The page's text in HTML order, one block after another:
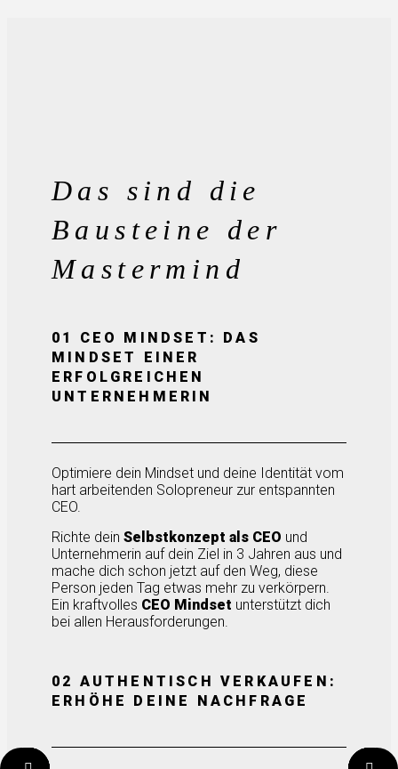
Das sind die
Bausteine der
Mastermind
01 CEO MINDSET: DAS
MINDSET EINER
ERFOLGREICHEN
UNTERNEHMERIN
Optimiere dein Mindset und deine Identität vom
hart arbeitenden Solopreneur zur entspannten
CEO.
Richte dein Selbstkonzept als CEO und
Unternehmerin auf dein Ziel in 3 Jahren aus und
mache dich schon jetzt auf den Weg, diese
Person jeden Tag etwas mehr zu verkörpern.
Ein kraftvolles CEO Mindset unterstützt dich
bei allen Herausforderungen.
02 AUTHENTISCH VERKAUFEN:
ERHÖHE DEINE NACHFRAGE